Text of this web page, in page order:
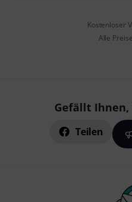
Kostenloser
Alle
Gefällt Ihnen,
Teilen